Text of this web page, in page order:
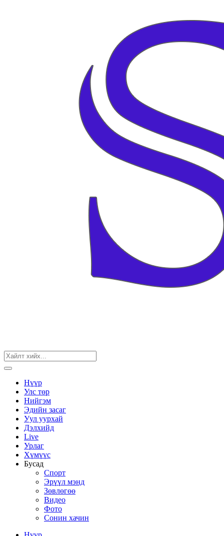
Нүүр
Улс төр
Нийгэм
Эдийн засаг
Уул уурхай
Дэлхийд
Live
Урлаг
Хүмүүс
Бусад
Спорт
Эрүүл мэнд
Зөвлөгөө
Видео
Фото
Сонин хачин